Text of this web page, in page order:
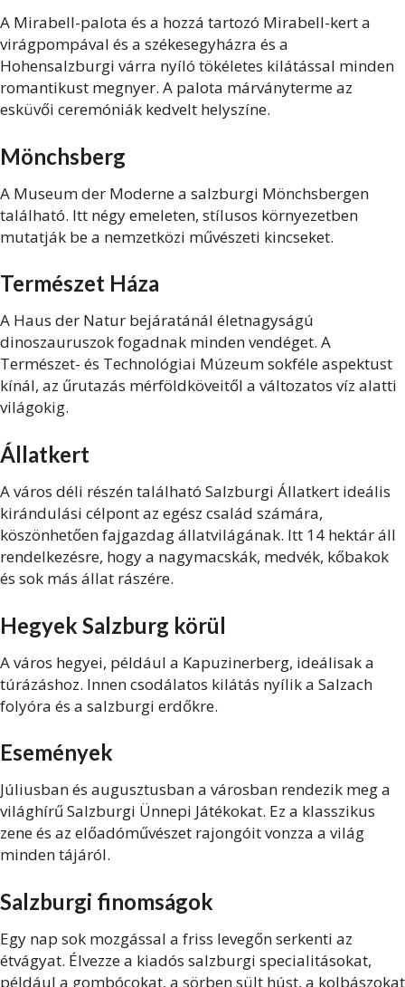
A Mirabell-palota és a hozzá tartozó Mirabell-kert a
virágpompával és a székesegyházra és a
Hohensalzburgi várra nyíló tökéletes kilátással minden
romantikust megnyer. A palota márványterme az
esküvői ceremóniák kedvelt helyszíne.
Mönchsberg
A Museum der Moderne a salzburgi Mönchsbergen
található. Itt négy emeleten, stílusos környezetben
mutatják be a nemzetközi művészeti kincseket.
Természet Háza
A Haus der Natur bejáratánál életnagyságú
dinoszauruszok fogadnak minden vendéget. A
Természet- és Technológiai Múzeum sokféle aspektust
kínál, az űrutazás mérföldköveitől a változatos víz alatti
világokig.
Állatkert
A város déli részén található Salzburgi Állatkert ideális
kirándulási célpont az egész család számára,
köszönhetően fajgazdag állatvilágának. Itt 14 hektár áll
rendelkezésre, hogy a nagymacskák, medvék, kőbakok
és sok más állat rászére.
Hegyek Salzburg körül
A város hegyei, például a Kapuzinerberg, ideálisak a
túrázáshoz. Innen csodálatos kilátás nyílik a Salzach
folyóra és a salzburgi erdőkre.
Események
Júliusban és augusztusban a városban rendezik meg a
világhírű Salzburgi Ünnepi Játékokat. Ez a klasszikus
zene és az előadóművészet rajongóit vonzza a világ
minden tájáról.
Salzburgi finomságok
Egy nap sok mozgással a friss levegőn serkenti az
étvágyat. Élvezze a kiadós salzburgi specialitásokat,
például a gombócokat, a sörben sült húst, a kolbászokat